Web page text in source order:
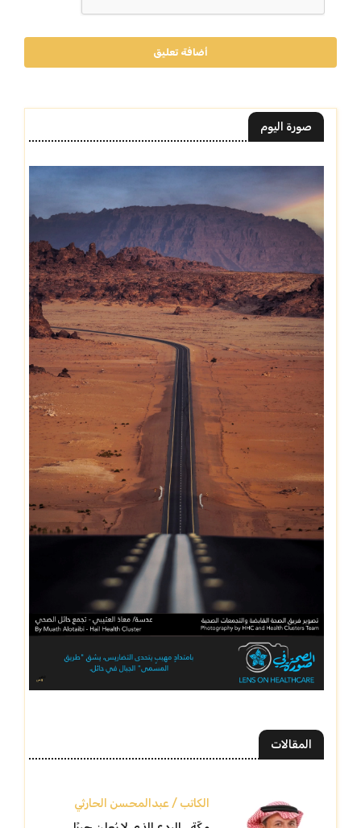
أضافة تعليق
صورة اليوم
المقالات
الكاتب / عبدالمحسن الحارثي